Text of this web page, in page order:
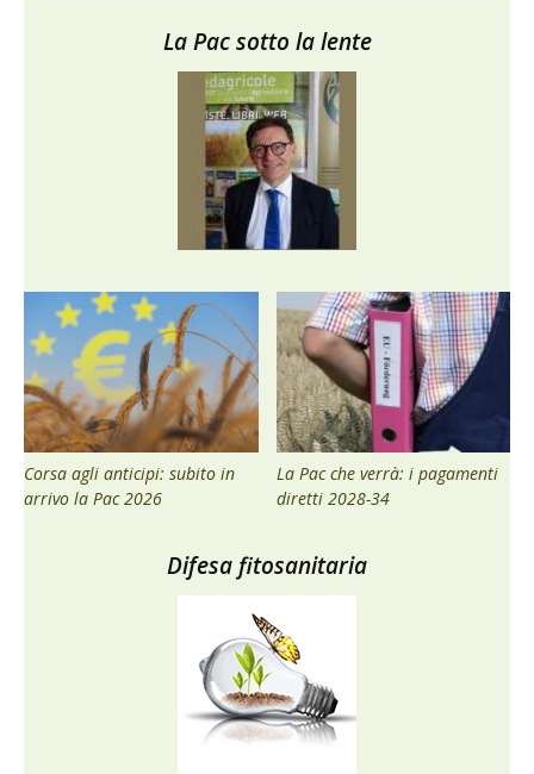
La Pac sotto la lente
Corsa agli anticipi: subito in
arrivo la Pac 2026
La Pac che verrà: i pagamenti
diretti 2028-34
Difesa fitosanitaria